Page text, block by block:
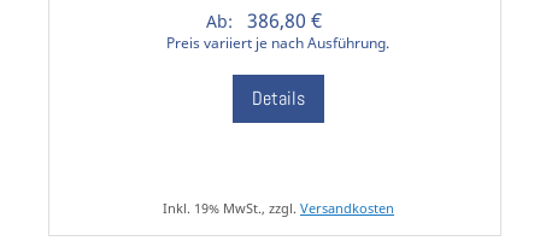
Ab: 386,80 €
Preis variiert je nach Ausführung.
Details
Inkl. 19% MwSt., zzgl. Versandkosten